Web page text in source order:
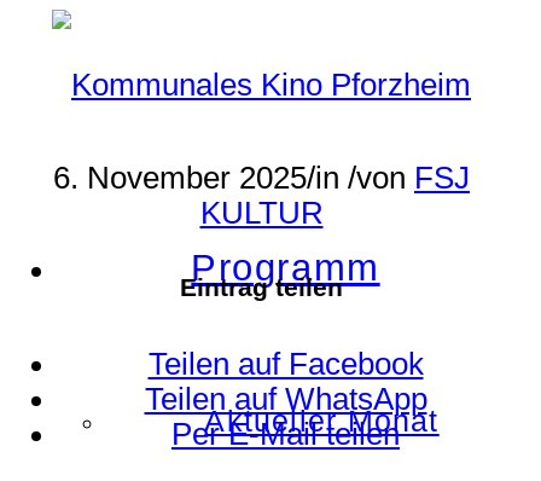
Programm
Aktueller Monat
6. November 2025/in /von FSJ
KULTUR
Eintrag teilen
Teilen auf Facebook
Teilen auf WhatsApp
Per E-Mail teilen